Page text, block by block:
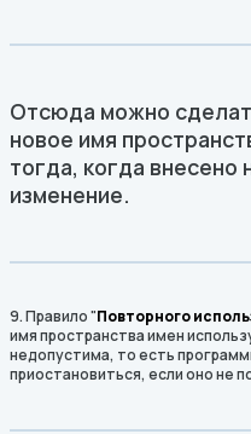
Отсюда можно
новое имя
тогда, когда внесено
изменение.
9. Правило "Повторного
имя пространства имен
недопустима, то есть
приостановиться, если оно не